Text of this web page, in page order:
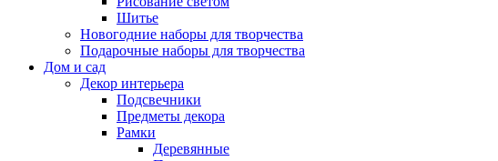
Шитье
Новогодние наборы для творчества
Подарочные наборы для творчества
Дом и сад
Декор интерьера
Подсвечники
Предметы декора
Рамки
Деревянные